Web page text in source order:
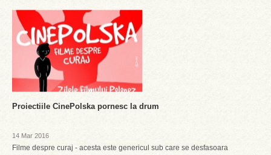
Proiectiile CinePolska pornesc la drum
14 Mar 2016
Filme despre curaj - acesta este genericul sub care se desfasoara